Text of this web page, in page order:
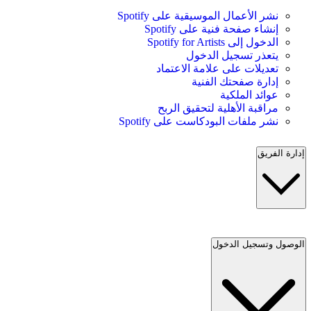
نشر الأعمال الموسيقية على Spotify
إنشاء صفحة فنية على Spotify
الدخول إلى Spotify for Artists
يتعذر تسجيل الدخول
تعديلات على علامة الاعتماد
إدارة صفحتك الفنية
عوائد الملكية
مراقبة الأهلية لتحقيق الربح
نشر ملفات البودكاست على Spotify
إدارة الفريق
الوصول وتسجيل الدخول